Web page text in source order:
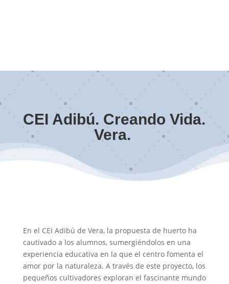
CEI Adibú. Creando Vida.
Vera.
En el CEI Adibú de Vera, la propuesta de huerto ha
cautivado a los alumnos, sumergiéndolos en una
experiencia educativa en la que el centro fomenta el
amor por la naturaleza. A través de este proyecto, los
pequeños cultivadores exploran el fascinante mundo